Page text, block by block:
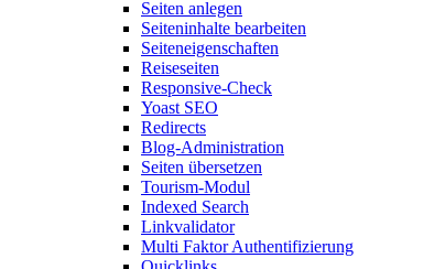
Seiten anlegen
Seiteninhalte bearbeiten
Seiteneigenschaften
Reiseseiten
Responsive-Check
Yoast SEO
Redirects
Blog-Administration
Seiten übersetzen
Tourism-Modul
Indexed Search
Linkvalidator
Multi Faktor Authentifizierung